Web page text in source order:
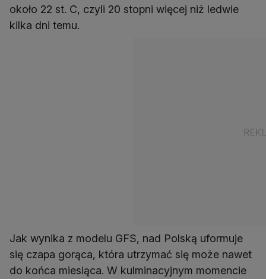
około 22 st. C, czyli 20 stopni więcej niż ledwie
kilka dni temu.
Jak wynika z modelu GFS, nad Polską uformuje
się czapa gorąca, która utrzymać się może nawet
do końca miesiąca. W kulminacyjnym momencie